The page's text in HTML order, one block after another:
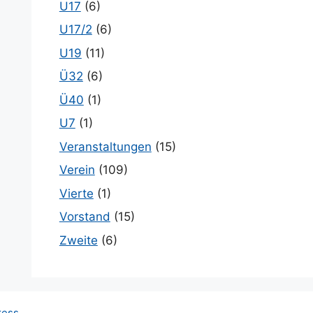
U17 (6)
U17/2 (6)
U19 (11)
Ü32 (6)
Ü40 (1)
U7 (1)
Veranstaltungen (15)
Verein (109)
Vierte (1)
Vorstand (15)
Zweite (6)